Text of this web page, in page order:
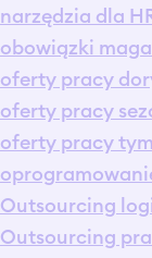
narzędzia dla
obowiązki
oferty pracy
oferty pracy
oferty pracy
Outsourcing
Outsourcing